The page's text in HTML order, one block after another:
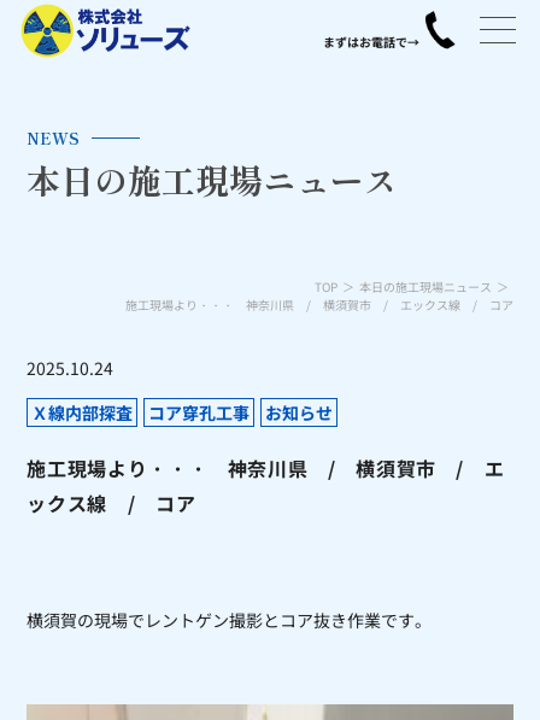
NEWS
本日の施工現場ニュース
TOP
本日の施工現場ニュース
施工現場より・・・ 神奈川県 / 横須賀市 / エックス線 / コア
2025.10.24
Ｘ線内部探査
コア穿孔工事 お知らせ
施工現場より・・・ 神奈川県 / 横須賀市 / エ
ックス線 / コア
横須賀の現場でレントゲン撮影とコア抜き作業です。